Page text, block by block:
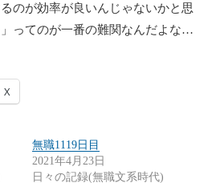
のが効率が良いんじゃないかと思
ってのが一番の難関なんだよな…
X
無職1119日目
2021年4月23日
日々の記録(無職文系時代)